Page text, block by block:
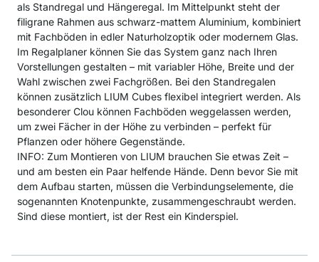
als Standregal und Hängeregal. Im Mittelpunkt steht der
filigrane Rahmen aus schwarz-mattem Aluminium, kombiniert
mit Fachböden in edler Naturholzoptik oder modernem Glas.
Im Regalplaner können Sie das System ganz nach Ihren
Vorstellungen gestalten – mit variabler Höhe, Breite und der
Wahl zwischen zwei Fachgrößen. Bei den Standregalen
können zusätzlich LIUM Cubes flexibel integriert werden. Als
besonderer Clou können Fachböden weggelassen werden,
um zwei Fächer in der Höhe zu verbinden – perfekt für
Pflanzen oder höhere Gegenstände.
INFO: Zum Montieren von LIUM brauchen Sie etwas Zeit –
und am besten ein Paar helfende Hände. Denn bevor Sie mit
dem Aufbau starten, müssen die Verbindungselemente, die
sogenannten Knotenpunkte, zusammengeschraubt werden.
Sind diese montiert, ist der Rest ein Kinderspiel.